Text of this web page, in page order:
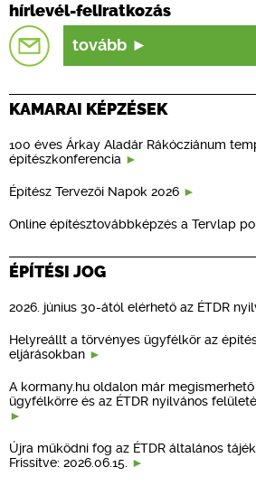
hírlevél-feliratkozás
tovább
KAMARAI KÉPZÉSEK
100 éves Árkay Aladár Rákócziánum
építészkonferencia
Építész Tervezői Napok 2026
Online építésztovábbképzés a Tervlap
ÉPÍTÉSI JOG
2026. június 30-ától elérhető az ÉTDR
Helyreállt a törvényes ügyfélkör az
eljárásokban
A kormany.hu oldalon már
ügyfélkörre és az ÉTDR nyilvános
Újra működni fog az ÉTDR általános
Frissítve: 2026.06.15.